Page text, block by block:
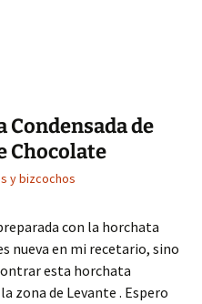
de Chufa y Chufa
Condensada de
Chocolate
y bizcochos
con la horchata
nueva en mi recetario, sino
esta horchata
zona de Levante . Espero